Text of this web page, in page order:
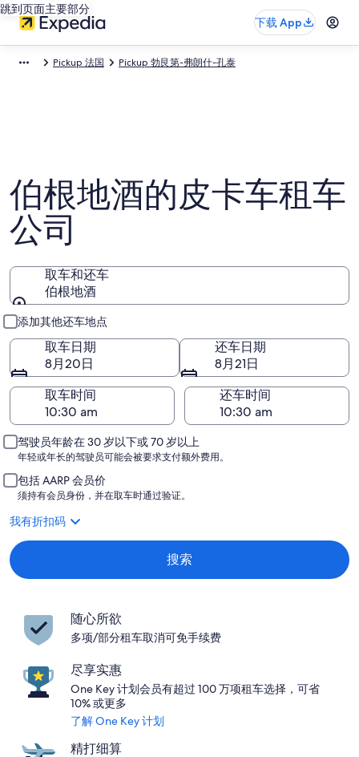
跳到页面主要部分
下载 App
Pickup 法国 Pickup 勃艮第-弗朗什-孔泰
伯根地酒的皮卡车租车
公司
取车和还车
伯根地酒
取车和还车
添加其他还车地点
取车日期
8月20日
还车日期
8月21日
取车时间
还车时间
驾驶员年龄在 30 岁以下或 70 岁以上
年轻或年长的驾驶员可能会被要求支付额外费用。
包括 AARP 会员价
须持有会员身份，并在取车时通过验证。
我有折扣码
搜索
随心所欲
多项/部分租车取消可免手续费
尽享实惠
One Key 计划会员有超过 100 万项租车选择，可省
10% 或更多
了解 One Key 计划
精打细算